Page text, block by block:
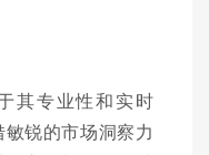
其专业性和实时
锐的市场洞察力